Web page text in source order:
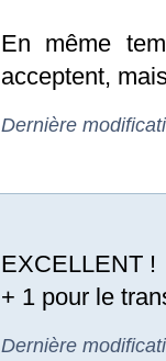
En même
acceptent,
Dernière
EXCELLENT !
+ 1 pour le
Dernière